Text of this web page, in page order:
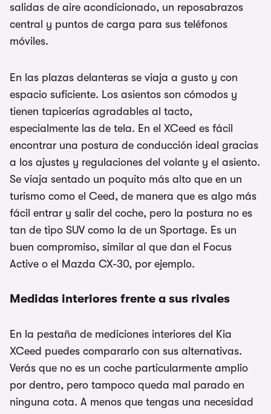
salidas de aire acondicionado, un reposabrazos
central y puntos de carga para sus teléfonos
móviles.
En las plazas delanteras se viaja a gusto y con
espacio suficiente. Los asientos son cómodos y
tienen tapicerías agradables al tacto,
especialmente las de tela. En el XCeed es fácil
encontrar una postura de conducción ideal gracias
a los ajustes y regulaciones del volante y el asiento.
Se viaja sentado un poquito más alto que en un
turismo como el Ceed, de manera que es algo más
fácil entrar y salir del coche, pero la postura no es
tan de tipo SUV como la de un Sportage. Es un
buen compromiso, similar al que dan el Focus
Active o el Mazda CX-30, por ejemplo.
Medidas interiores frente a sus rivales
En la pestaña de mediciones interiores del Kia
XCeed puedes compararlo con sus alternativas.
Verás que no es un coche particularmente amplio
por dentro, pero tampoco queda mal parado en
ninguna cota. A menos que tengas una necesidad